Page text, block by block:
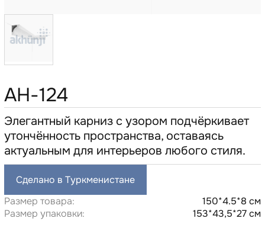
AH-124
Элегантный карниз с узором подчёркивает
утончённость пространства, оставаясь
актуальным для интерьеров любого стиля.
Сделано в Туркменистане
Размер товара:
150*4.5*8 см
Размер упаковки:
153*43,5*27 см